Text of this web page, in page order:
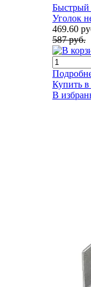
Быстрый
Уголок
469.60
587 руб.
Купить
В